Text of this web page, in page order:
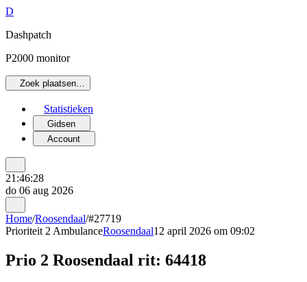
D
Dashpatch
P2000 monitor
Zoek plaatsen…
Statistieken
Gidsen
Account
21:46:28
do 06 aug 2026
Home/Roosendaal/#27719
Prioriteit 2 AmbulanceRoosendaal12 april 2026 om 09:02
Prio 2 Roosendaal rit: 64418